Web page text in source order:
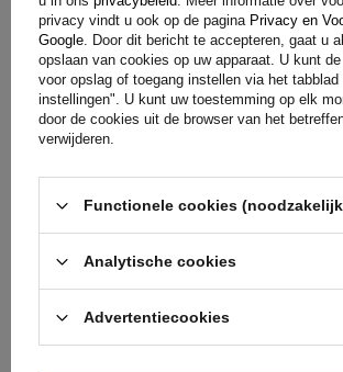
proces voor het indienen van een
eenvoudig mogelijk gemaakt - het enige
het formulier dat beschikbaar is op onze
vullen en op te sturen.
Hulp
Heb je vragen over de keuze of het gebruik
producten? Neem contact met ons op! De
Unitrailer geven je graag alle informatie.
privacy vindt u ook op de pagina Privacy en
Google. Door dit bericht te accepteren, gaat u
opslaan van cookies op uw apparaat. U kunt
voor opslag of toegang instellen via het tabblad
instellingen". U kunt uw toestemming op elk
door de cookies uit de browser van het
verwijderen.
Functionele cookies
Analytische cookies
Advertentiecookies